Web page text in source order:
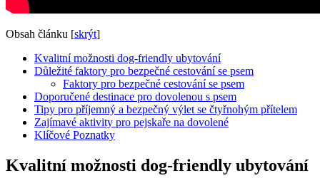
Obsah článku [skrýt]
Kvalitní možnosti dog-friendly ubytování
Důležité faktory pro bezpečné cestování se psem
Faktory pro bezpečné cestování se psem
Doporučené destinace pro dovolenou s psem
Tipy pro příjemný a bezpečný výlet se čtyřnohým přítelem
Zajímavé aktivity pro pejskaře na dovolené
Klíčové Poznatky
Kvalitní možnosti dog-friendly ubytování